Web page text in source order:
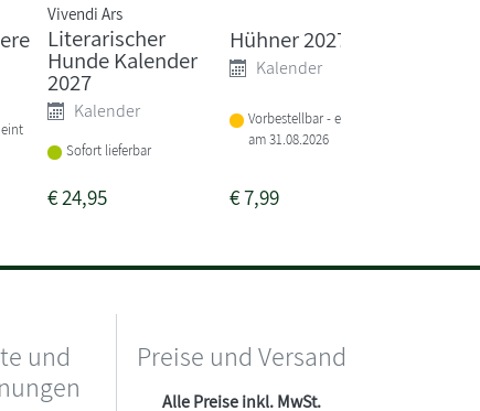
Vivendi Ars
Literarischer
Hunde Kalender
2027
Kalender
Sofort lieferbar
€24,95
Hühner 2027
Kalender
Vorbestellbar - erscheint
am 31.08.2026
€7,99
und
Preise und Versand
Alle Preise inkl. MwSt.